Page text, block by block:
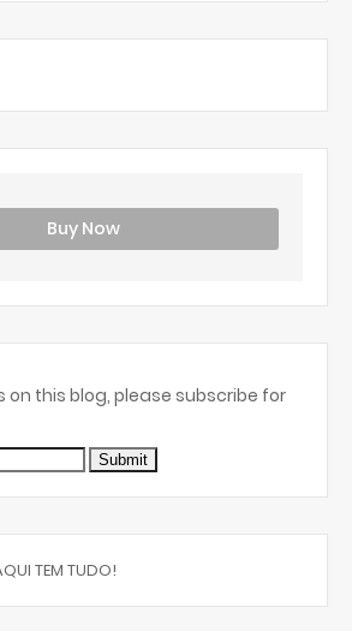
Buy Now
on this blog, please subscribe for
TEM TUDO!